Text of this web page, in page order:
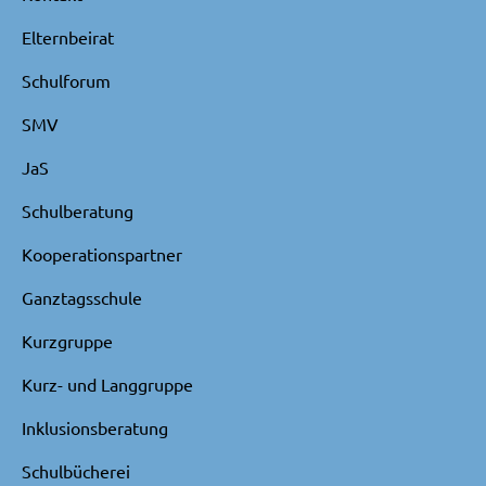
Elternbeirat
Schulforum
SMV
JaS
Schulberatung
Kooperationspartner
Ganztagsschule
Kurzgruppe
Kurz- und Langgruppe
Inklusionsberatung
Schulbücherei